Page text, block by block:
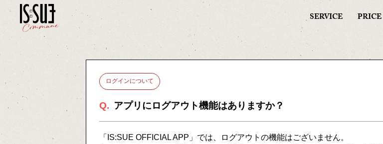
SERVICE PRICE
ログインについて
Q. アプリにログアウト機能はありますか？
「IS:SUE OFFICIAL APP」 では、ログアウトの機能はございません。